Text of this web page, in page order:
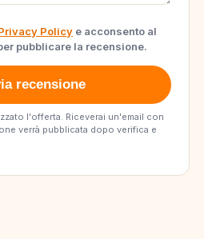
Policy e acconsento al
pubblicare la recensione.
recensione
l'offerta. Riceverai un'email con
verrà pubblicata dopo verifica e